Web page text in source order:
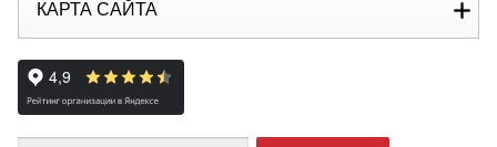
КАРТА САЙТА